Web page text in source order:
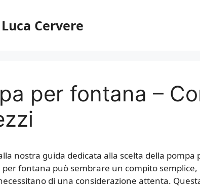
Cervere
per fontana –
nostra guida dedicata alla scelta della pompa
fontana può sembrare un compito
di una considerazione attenta.